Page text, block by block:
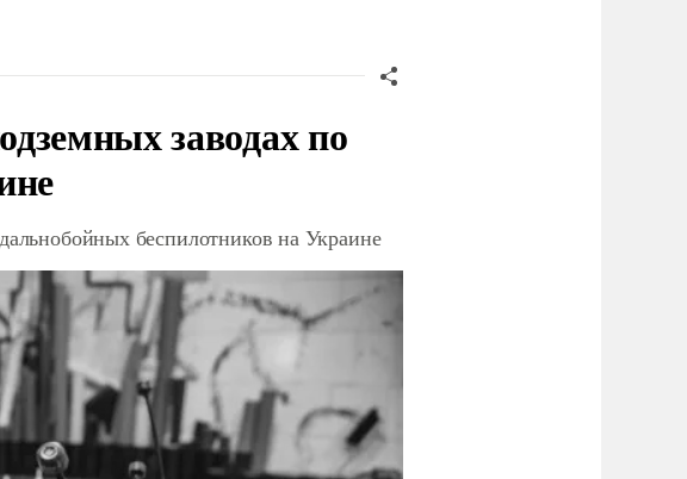
заводах по
беспилотников на Украине